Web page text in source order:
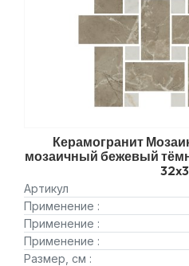
Керамогранит
мозаичный бежевый
Артикул
Применение :
Применение :
Применение :
Размер, см :